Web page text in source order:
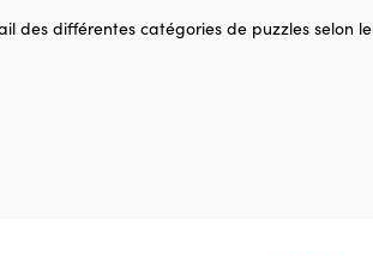
des différentes catégories de puzzles selon